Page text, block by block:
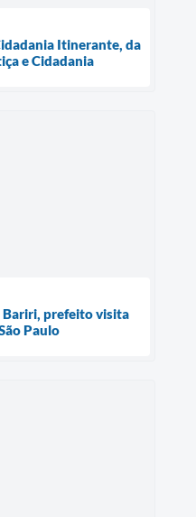
Itinerante, da
e Cidadania
Bariri, prefeito visita
Paulo